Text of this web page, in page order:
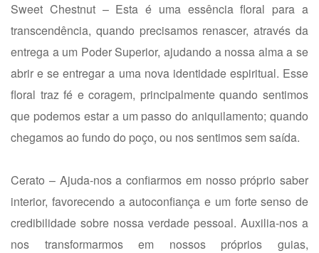
Sweet Chestnut – Esta é uma essência floral para a
transcendência, quando precisamos renascer, através da
entrega a um Poder Superior, ajudando a nossa alma a se
abrir e se entregar a uma nova identidade espiritual. Esse
floral traz fé e coragem, principalmente quando sentimos
que podemos estar a um passo do aniquilamento; quando
chegamos ao fundo do poço, ou nos sentimos sem saída.
Cerato – Ajuda-nos a confiarmos em nosso próprio saber
interior, favorecendo a autoconfiança e um forte senso de
credibilidade sobre nossa verdade pessoal. Auxilia-nos a
nos transformarmos em nossos próprios guias,